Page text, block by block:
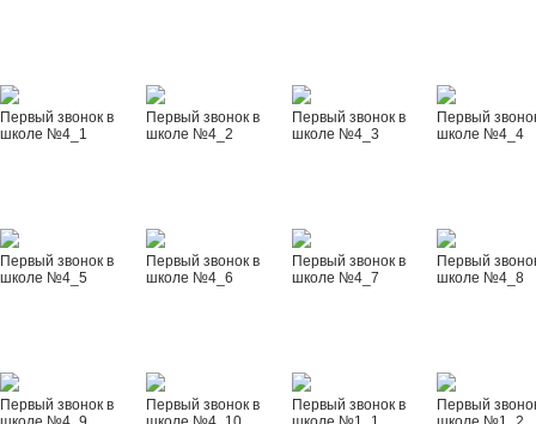
Первый звонок в
школе №4_1
Первый звонок в
школе №4_2
Первый звонок в
школе №4_3
Первый
школе №4_4
Первый звонок в
школе №4_5
Первый звонок в
школе №4_6
Первый звонок в
школе №4_7
Первый
школе №4_8
Первый звонок в
Первый звонок в
Первый звонок в
Первый